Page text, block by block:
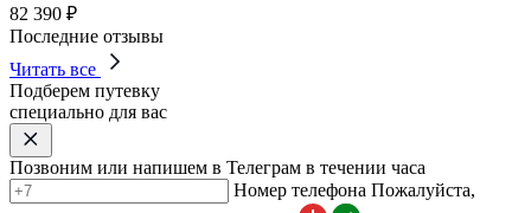
82 390 ₽
Последние отзывы
Читать все
Подберем путевку
специально для вас
Позвоним или напишем в Телеграм в течении часа
Номер телефона Пожалуйста,